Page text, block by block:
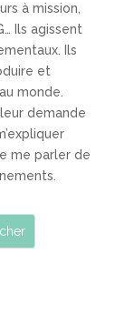
à mission,
Ils agissent
Ils
et
monde.
demande
me parler de